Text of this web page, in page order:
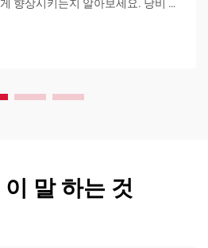
향상시키는지 알아보세요. 낭비 감
말 하는 것